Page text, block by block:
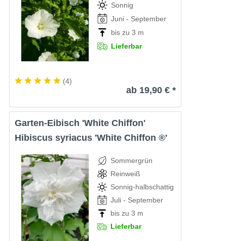
Sonnig
Juni - September
bis zu 3 m
Lieferbar
(4)
ab 19,90 € *
Garten-Eibisch 'White Chiffon'
Hibiscus syriacus 'White Chiffon ®'
Sommergrün
Reinweiß
Sonnig-halbschattig
Juli - September
bis zu 3 m
Lieferbar